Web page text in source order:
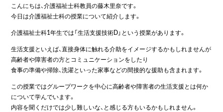
こんにちは、介護福祉士科教員の藤木里奈です。
今日は介護福祉士科の授業について紹介します。
介護福祉士科1年生では「生活支援技術D」という授業があります。
生活支援といえば、直接身体に触れる介助をイメージするかもしれませんが
高齢者や障害者の方とコミュニケーションをしたり
食事の準備や掃除、洗濯といった家事などの間接的な援助も含まれます。
この授業ではグループワークを中心に高齢者や障害者の生活支援とは何か
について学んでいます。
内容を聞くだけでは少し難しいな、と感じる方もいるかもしれません。